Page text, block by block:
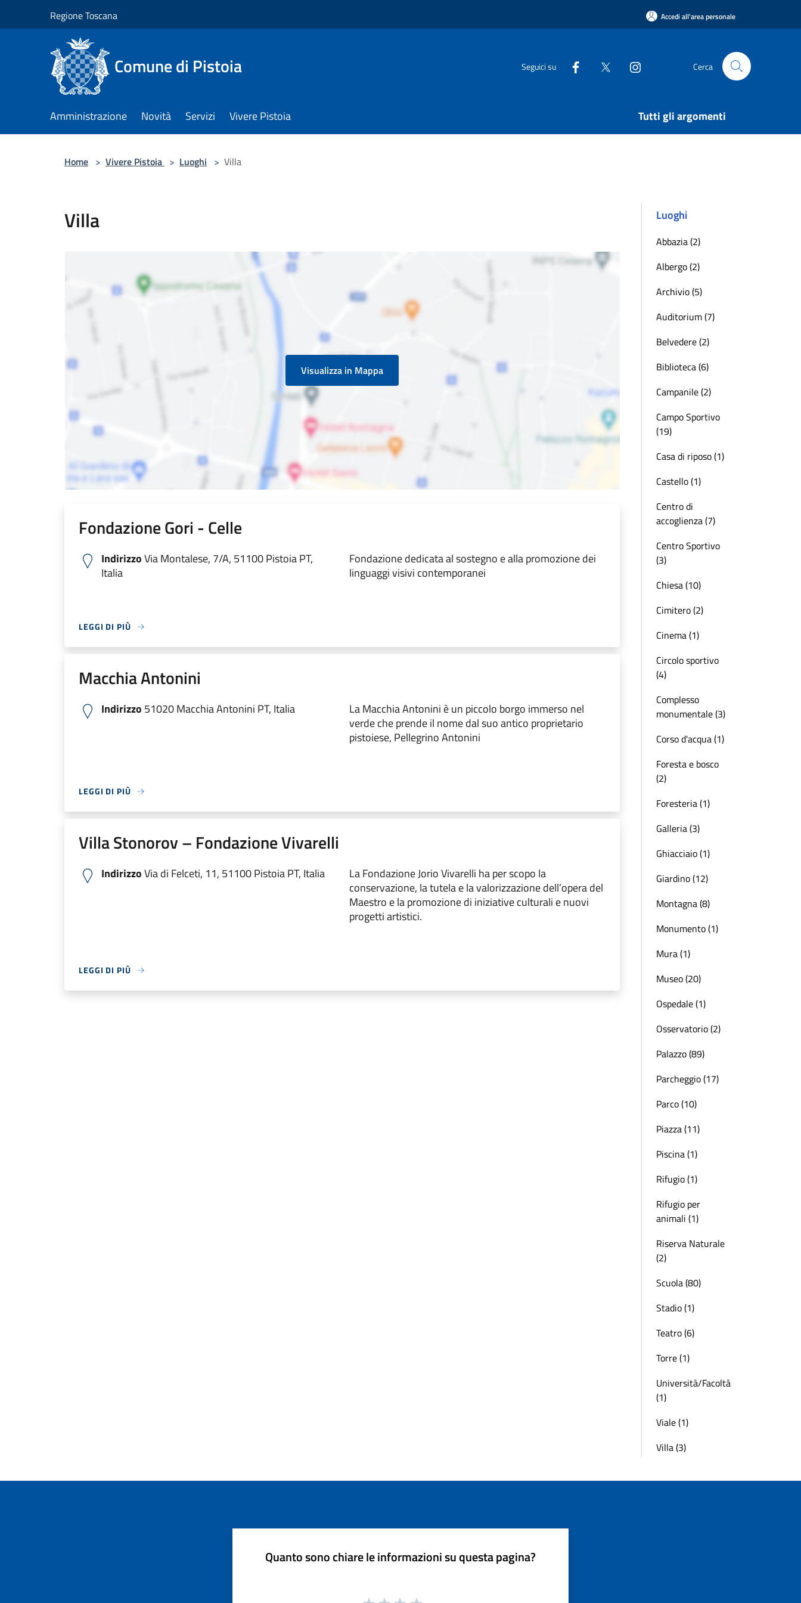
Regione Toscana Accedi all'area personale
Comune di Pistoia Seguici su Cerca
Amministrazione Novità Servizi Vivere Pistoia Tutti gli argomenti
Home > Vivere Pistoia > Luoghi > Villa
Villa
Visualizza in Mappa
Fondazione Gori - Celle
IndirizzoVia Montalese, 7/A, 51100 Pistoia PT,
Italia
Fondazione dedicata al sostegno e alla promozione dei
linguaggi visivi contemporanei
LEGGI DI PIÙ
Macchia Antonini
Indirizzo 51020 Macchia Antonini PT, Italia
La Macchia Antonini è un piccolo borgo immerso nel
verde che prende il nome dal suo antico proprietario
pistoiese, Pellegrino Antonini
LEGGI DI PIÙ
Villa Stonorov – Fondazione Vivarelli
IndirizzoVia di Felceti, 11, 51100 Pistoia PT, Italia
La Fondazione Jorio Vivarelli ha per scopo la
conservazione, la tutela e la valorizzazione dell’opera del
Maestro e la promozione di iniziative culturali e nuovi
progetti artistici.
LEGGI DI PIÙ
Luoghi
Abbazia (2)
Albergo (2)
Archivio (5)
Auditorium (7)
Belvedere (2)
Biblioteca (6)
Campanile (2)
Campo Sportivo
(19)
Casa di riposo (1)
Castello (1)
Centro di
accoglienza (7)
Centro Sportivo
(3)
Chiesa (10)
Cimitero (2)
Cinema (1)
Circolo sportivo
(4)
Complesso
monumentale (3)
Corso d'acqua (1)
Foresta e bosco
(2)
Foresteria (1)
Galleria (3)
Ghiacciaio (1)
Giardino (12)
Montagna (8)
Monumento (1)
Mura (1)
Museo (20)
Ospedale (1)
Osservatorio (2)
Palazzo (89)
Parcheggio (17)
Parco (10)
Piazza (11)
Piscina (1)
Rifugio (1)
Rifugio per
animali (1)
Riserva Naturale
(2)
Scuola (80)
Stadio (1)
Teatro (6)
Torre (1)
Università/Facoltà
(1)
Viale (1)
Villa (3)
Quanto sono chiare le informazioni su questa pagina?